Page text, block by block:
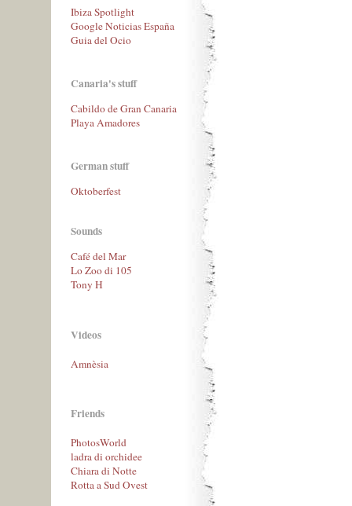
Ibiza Spotlight
Google Noticias España
Guia del Ocio
Canaria's stuff
Cabildo de Gran Canaria
Playa Amadores
German stuff
Oktoberfest
Sounds
Café del Mar
Lo Zoo di 105
Tony H
Videos
Amnèsia
Friends
PhotosWorld
ladra di orchidee
Chiara di Notte
Rotta a Sud Ovest